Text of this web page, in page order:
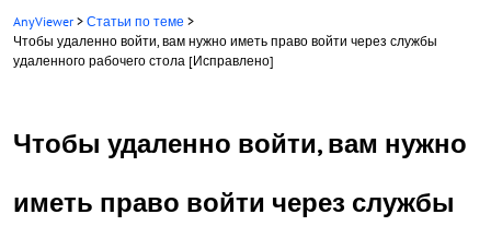
AnyViewer > Статьи по теме >
Чтобы удаленно войти, вам нужно иметь право войти через службы
удаленного рабочего стола [Исправлено]
Чтобы удаленно войти, вам нужно
иметь право войти через службы